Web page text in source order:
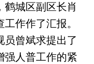
鹤城区副区长肖
作作了汇报。
员曾斌求提出了
强人普工作的紧